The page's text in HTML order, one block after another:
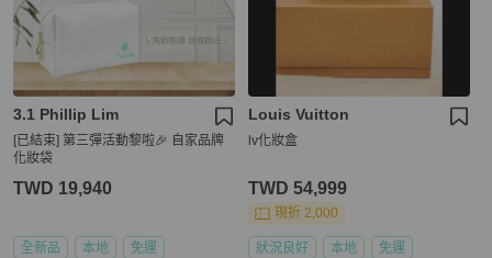
3.1 Phillip Lim
[已結束] 第三彈活動黎啦🎉 自家品牌
化妝袋
TWD 19,940
全新品 本地 免運
Louis Vuitton
lv化妝盒
TWD 54,999
現折 2,000
狀況良好 本地 免運